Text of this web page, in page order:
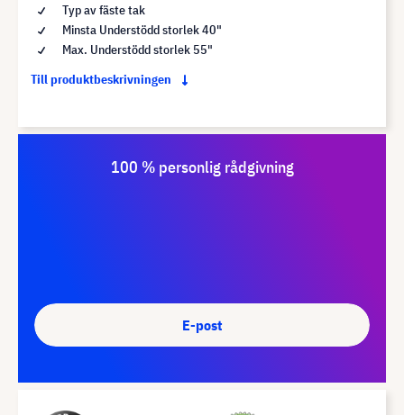
Typ av fäste tak
Minsta Understödd storlek 40"
Max. Understödd storlek 55"
Till produktbeskrivningen
100 % personlig rådgivning
E-post